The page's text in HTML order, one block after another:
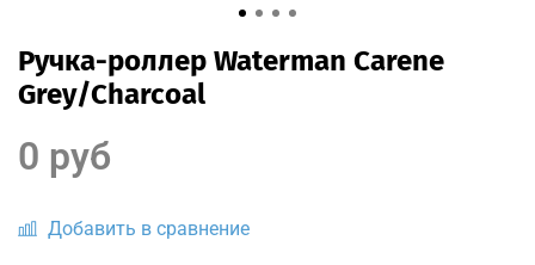
Ручка-роллер Waterman Carene
Grey/Charcoal
Добавить в сравнение
0 руб